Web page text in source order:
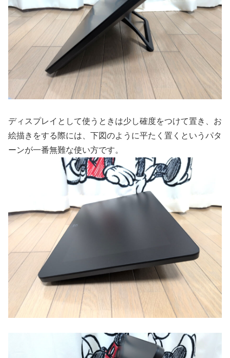
ディスプレイとして使うときは少し確度をつけて置き、お
絵描きをする際には、下図のように平たく置くというパタ
ーンが一番無難な使い方です。